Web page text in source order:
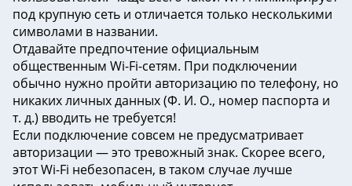
под крупную сеть и отличается только несколькими
символами в названии.
Отдавайте предпочтение официальным
общественным Wi-Fi-сетям. При подключении
обычно нужно пройти авторизацию по телефону, но
никаких личных данных (Ф. И. О., номер паспорта и
т. д.) вводить не требуется!
Если подключение совсем не предусматривает
авторизации — это тревожный знак. Скорее всего,
этот Wi-Fi небезопасен, в таком случае лучше